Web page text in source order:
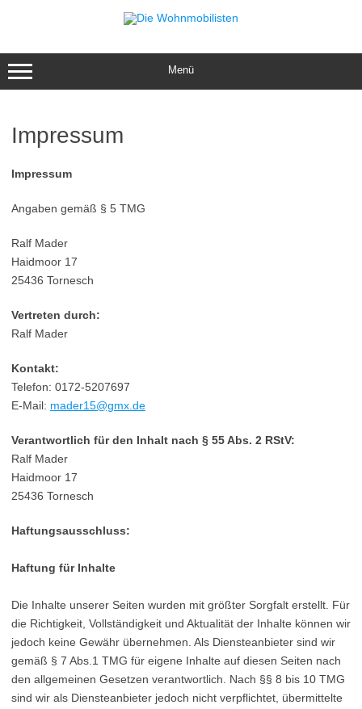
Menü
Impressum
Impressum
Angaben gemäß § 5 TMG
Ralf Mader
Haidmoor 17
25436 Tornesch
Vertreten durch:
Ralf Mader
Kontakt:
Telefon: 0172-5207697
E-Mail: mader15@gmx.de
Verantwortlich für den Inhalt nach § 55 Abs. 2 RStV:
Ralf Mader
Haidmoor 17
25436 Tornesch
Haftungsausschluss:
Haftung für Inhalte
Die Inhalte unserer Seiten wurden mit größter Sorgfalt erstellt. Für
die Richtigkeit, Vollständigkeit und Aktualität der Inhalte können wir
jedoch keine Gewähr übernehmen. Als Diensteanbieter sind wir
gemäß § 7 Abs.1 TMG für eigene Inhalte auf diesen Seiten nach
den allgemeinen Gesetzen verantwortlich. Nach §§ 8 bis 10 TMG
sind wir als Diensteanbieter jedoch nicht verpflichtet, übermittelte